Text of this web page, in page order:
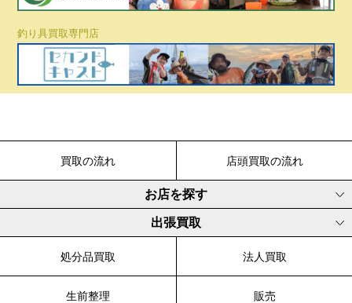
釣り具買取専門店
買取の流れ 店頭買取の流れ
お店を探す
出張買取
処分品買取 法人買取
生前整理 販売